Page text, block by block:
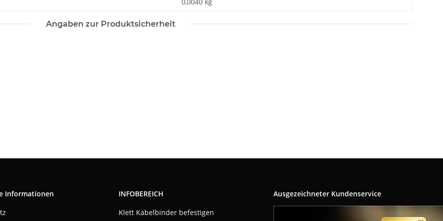
Angaben zur Produktsicherheit
Informationen INFOBEREICH
Klett Kabelbinder befestigen
Ausgezeichneter Kundenservice